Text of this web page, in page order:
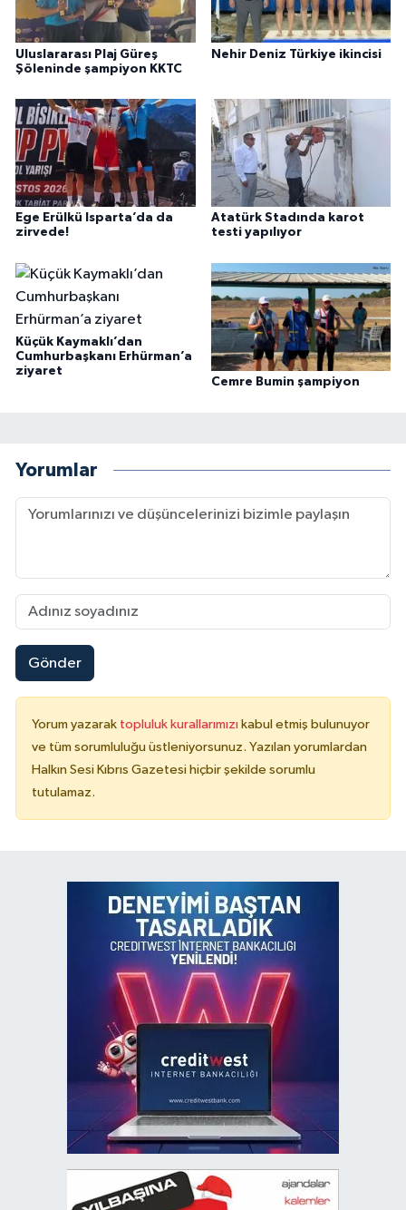
Uluslararası Plaj Güreş
Şöleninde şampiyon KKTC
Nehir Deniz Türkiye ikincisi
Ege Erülkü Isparta’da da
zirvede!
Atatürk Stadında karot
testi yapılıyor
Küçük Kaymaklı’dan
Cumhurbaşkanı Erhürman’a
ziyaret
Cemre Bumin şampiyon
Yorumlar
Gönder
Yorum yazarak topluluk kurallarımızı kabul etmiş bulunuyor
ve tüm sorumluluğu üstleniyorsunuz. Yazılan yorumlardan
Halkın Sesi Kıbrıs Gazetesi hiçbir şekilde sorumlu
tutulamaz.